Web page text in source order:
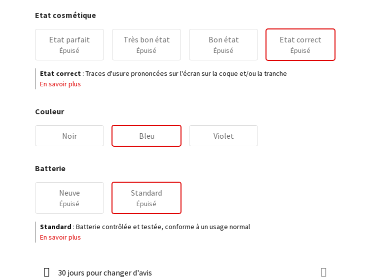
Etat cosmétique
Etat parfait
Épuisé
Très bon état
Épuisé
Bon état
Épuisé
Etat correct
Épuisé
Etat correct : Traces d'usure prononcées sur l'écran sur la coque et/ou la tranche
En savoir plus
Couleur
Noir Bleu Violet
Batterie
Neuve
Épuisé
Standard
Épuisé
Standard : Batterie contrôlée et testée, conforme à un usage normal
En savoir plus
30 jours pour changer d'avis